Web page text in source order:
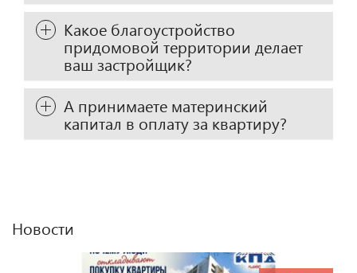
Какое благоустройство
придомовой территории делает
ваш застройщик?
А принимаете материнский
капитал в оплату за квартиру?
Новости